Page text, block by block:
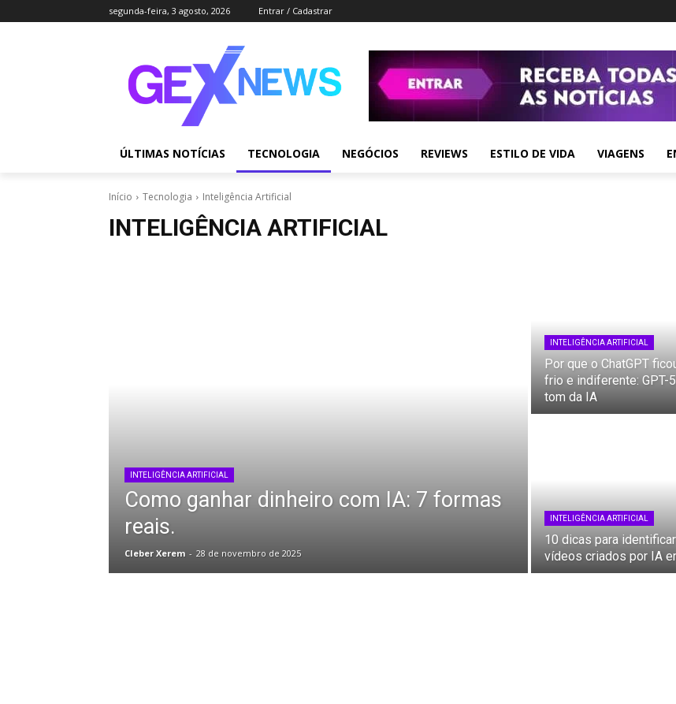
segunda-feira, 3 agosto, 2026 Entrar / Cadastrar
ÚLTIMAS NOTÍCIAS TECNOLOGIA NEGÓCIOS REVIEWS ESTILO DE VIDA VIAGENS
Início Tecnologia Inteligência Artificial
INTELIGÊNCIA ARTIFICIAL
INTELIGÊNCIA ARTIFICIAL
Como ganhar dinheiro com IA: 7 formas
reais.
Cleber Xerem - 28 de novembro de 2025
INTELIGÊNCIA ARTIFICIAL
Por que o ChatGPT
frio e indiferente: GPT-
tom da IA
INTELIGÊNCIA ARTIFICIAL
10 dicas para
vídeos criados por IA